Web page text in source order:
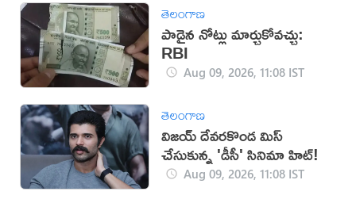
తెలంగాణ
పాడైన నోట్లు మార్చుకోవచ్చు:
RBI
Aug 09, 2026, 11:08 IST
తెలంగాణ
విజయ్ దేవరకొండ మిస్
చేసుకున్న 'డీసీ' సినిమా హిట్!
Aug 09, 2026, 11:08 IST